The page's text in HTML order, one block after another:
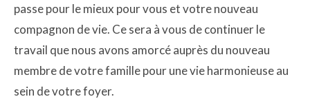
passe pour le mieux pour vous et votre nouveau
compagnon de vie. Ce sera à vous de continuer le
travail que nous avons amorcé auprès du nouveau
membre de votre famille pour une vie harmonieuse au
sein de votre foyer.